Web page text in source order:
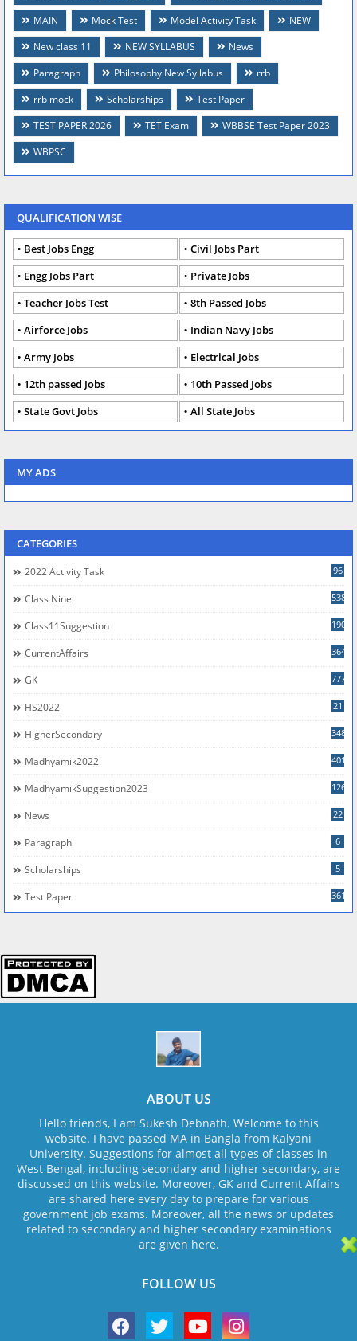
MAIN
Mock Test Model Activity Task
NEW
New class 11
NEW SYLLABUS
News
Paragraph
Philosophy New Syllabus
rrb
rrb mock
Scholarships
Test Paper
TEST PAPER 2026
TET Exam
WBBSE Test Paper 2023
WBPSC
QUALIFICATION WISE
Best Jobs Engg
Civil Jobs Part
Engg Jobs Part
Private Jobs
Teacher Jobs Test
8th Passed Jobs
Airforce Jobs
Indian Navy Jobs
Army Jobs
Electrical Jobs
12th passed Jobs
10th Passed Jobs
State Govt Jobs
All State Jobs
MY ADS
CATEGORIES
2022 Activity Task 96
Class Nine 538
Class11Suggestion 190
CurrentAffairs 364
GK 777
HS2022 21
HigherSecondary 348
Madhyamik2022 401
MadhyamikSuggestion2023 126
News 22
Paragraph 6
Scholarships 5
Test Paper 361
ABOUT US
Hello friends, I am Sukesh Debnath. Welcome to this
website. I have passed MA in Bangla from Kalyani
University. Suggestions for almost all types of classes in
West Bengal, including secondary and higher secondary, are
discussed on this website. Moreover, GK and Current Affairs
are shared here every day to prepare for various
government job exams. Moreover, all the news or updates
related to secondary and higher secondary examinations
are given here.
FOLLOW US